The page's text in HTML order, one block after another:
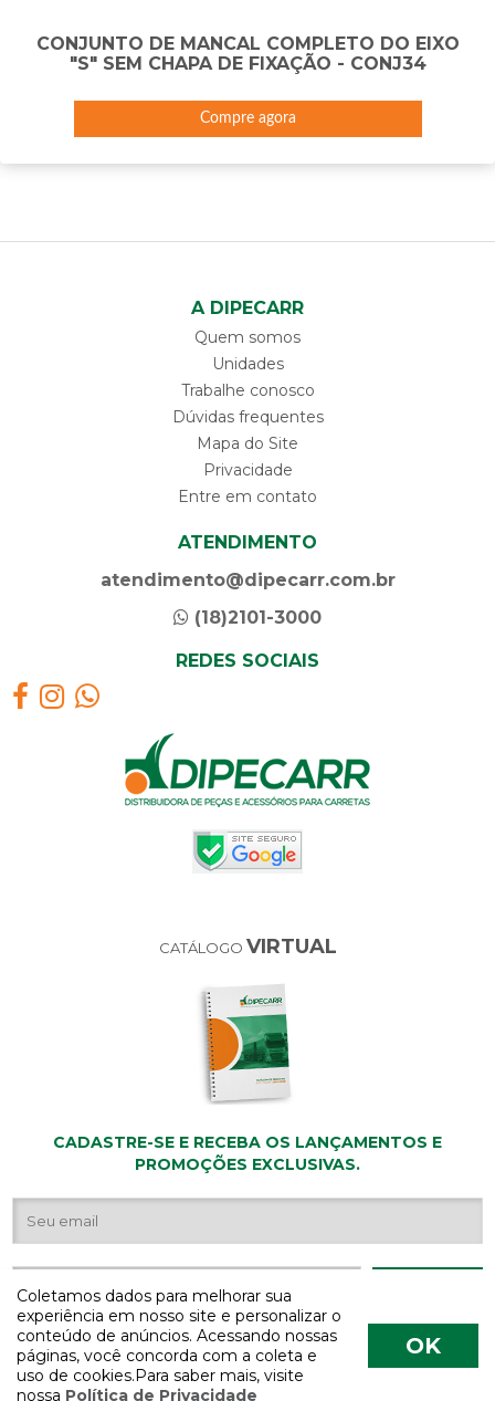
CONJUNTO DE MANCAL COMPLETO DO EIXO
"S" SEM CHAPA DE FIXAÇÃO - CONJ34
Compre agora
A DIPECARR
Quem somos
Unidades
Trabalhe conosco
Dúvidas frequentes
Mapa do Site
Privacidade
Entre em contato
ATENDIMENTO
atendimento@dipecarr.com.br
(18)2101-3000
REDES SOCIAIS
CATÁLOGO VIRTUAL
CADASTRE-SE E RECEBA OS LANÇAMENTOS E
PROMOÇÕES EXCLUSIVAS.
Coletamos dados para melhorar sua
experiência em nosso site e personalizar o
conteúdo de anúncios. Acessando nossas
páginas, você concorda com a coleta e
uso de cookies.Para saber mais, visite
nossa Política de Privacidade
OK